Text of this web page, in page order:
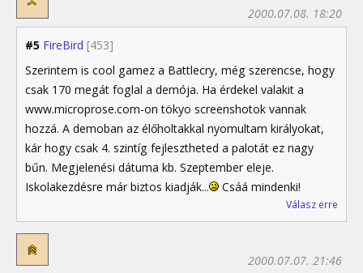
#5 FireBird [453]
2000.07.08. 18:20
Szerintem is cool gamez a Battlecry, még szerencse, hogy
csak 170 megát foglal a demója. Ha érdekel valakit a
www.microprose.com-on tökyo screenshotok vannak
hozzá. A demoban az élőholtakkal nyomultam királyokat,
kár hogy csak 4. szintíg fejlesztheted a palotát ez nagy
bűn. Megjelenési dátuma kb. Szeptember eleje.
Iskolakezdésre már biztos kiadják...
Csáá mindenki!
Válasz erre
2000.07.07. 21:46